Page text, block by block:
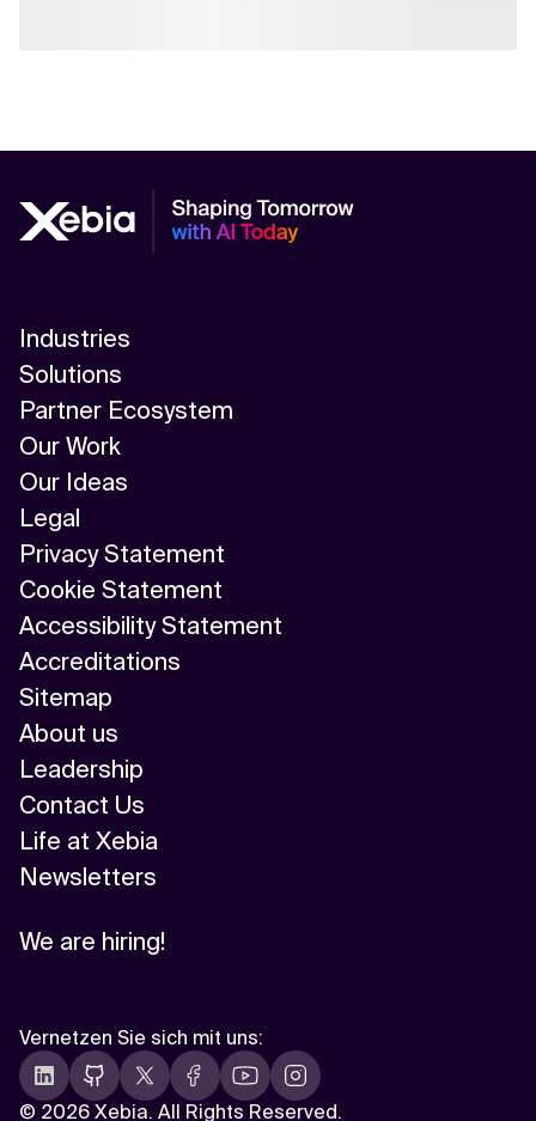
Industries
Solutions
Partner Ecosystem
Our Work
Our Ideas
Legal
Privacy Statement
Cookie Statement
Accessibility Statement
Accreditations
Sitemap
About us
Leadership
Contact Us
Life at Xebia
Newsletters
We are hiring!
© 2026 Xebia. All Rights Reserved.
Vernetzen Sie sich mit uns: